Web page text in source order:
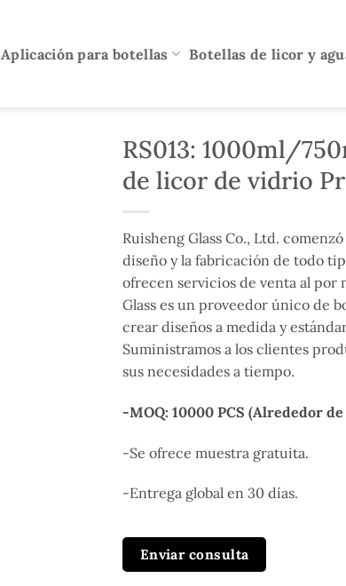
Aplicación para botellas Botellas de licor y
RS013: 1000ml/
de licor de vidrio
Ruisheng Glass Co., Ltd.
diseño y la fabricación de todo
ofrecen servicios de venta al por
Glass es un proveedor único de
crear diseños a medida y
Suministramos a los clientes
sus necesidades a tiempo.
-MOQ: 10000 PCS (Alrededor
-Se ofrece muestra gratuita.
-Entrega global en 30 días.
Enviar consulta